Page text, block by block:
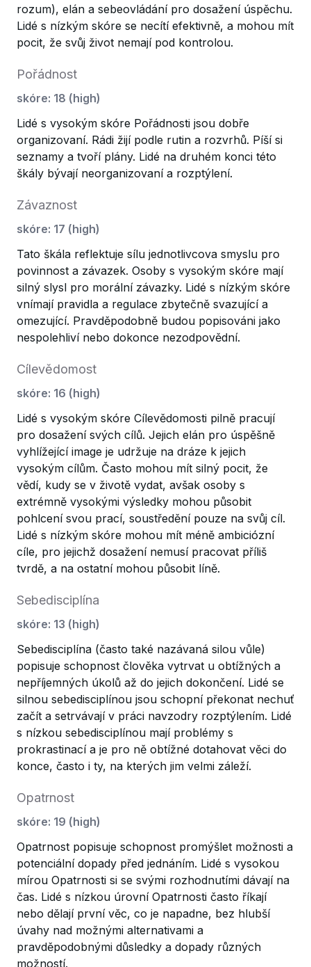
rozum), elán a sebeovládání pro dosažení úspěchu.
Lidé s nízkým skóre se necítí efektivně, a mohou mít
pocit, že svůj život nemají pod kontrolou.
Pořádnost
skóre: 18 (high)
Lidé s vysokým skóre Pořádnosti jsou dobře
organizovaní. Rádi žijí podle rutin a rozvrhů. Píší si
seznamy a tvoří plány. Lidé na druhém konci této
škály bývají neorganizovaní a rozptýlení.
Závaznost
skóre: 17 (high)
Tato škála reflektuje sílu jednotlivcova smyslu pro
povinnost a závazek. Osoby s vysokým skóre mají
silný slysl pro morální závazky. Lidé s nízkým skóre
vnímají pravidla a regulace zbytečně svazující a
omezující. Pravděpodobně budou popisováni jako
nespolehliví nebo dokonce nezodpovědní.
Cílevědomost
skóre: 16 (high)
Lidé s vysokým skóre Cílevědomosti pilně pracují
pro dosažení svých cílů. Jejich elán pro úspěšně
vyhlížející image je udržuje na dráze k jejich
vysokým cílům. Často mohou mít silný pocit, že
vědí, kudy se v životě vydat, avšak osoby s
extrémně vysokými výsledky mohou působit
pohlcení svou prací, soustředění pouze na svůj cíl.
Lidé s nízkým skóre mohou mít méně ambiciózní
cíle, pro jejichž dosažení nemusí pracovat příliš
tvrdě, a na ostatní mohou působit líně.
Sebedisciplína
skóre: 13 (high)
Sebedisciplína (často také nazávaná silou vůle)
popisuje schopnost člověka vytrvat u obtížných a
nepříjemných úkolů až do jejich dokončení. Lidé se
silnou sebedisciplínou jsou schopní překonat nechuť
začít a setrvávají v práci navzodry rozptýlením. Lidé
s nízkou sebedisciplínou mají problémy s
prokrastinací a je pro ně obtížné dotahovat věci do
konce, často i ty, na kterých jim velmi záleží.
Opatrnost
skóre: 19 (high)
Opatrnost popisuje schopnost promýšlet možnosti a
potenciální dopady před jednáním. Lidé s vysokou
mírou Opatrnosti si se svými rozhodnutími dávají na
čas. Lidé s nízkou úrovní Opatrnosti často říkají
nebo dělají první věc, co je napadne, bez hlubší
úvahy nad možnými alternativami a
pravděpodobnými důsledky a dopady různých
možností.